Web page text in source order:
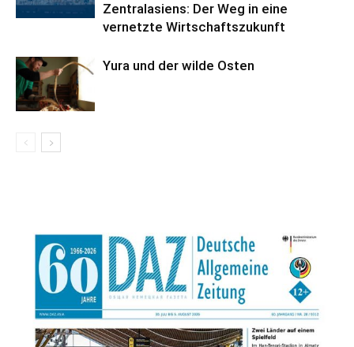
Zentralasiens: Der Weg in eine
vernetzte Wirtschaftszukunft
Yura und der wilde Osten